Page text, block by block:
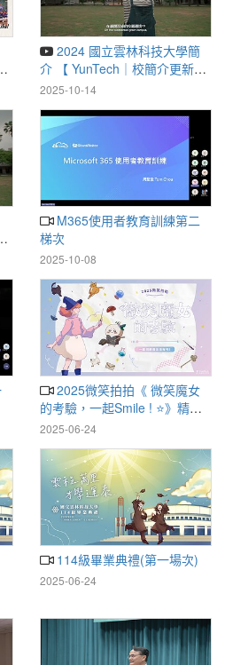
2024 國立雲林科技大學簡
介 【 YunTech｜校簡介更新中
文版 】
2025-10-14
M365使用者教育訓練第二
梯次
2025-10-08
2025微笑拍拍《 微笑魔女
的考驗，一起Smile ! ⭐️》精彩
回顧
2025-06-24
114級畢業典禮(第一場次)
2025-06-24